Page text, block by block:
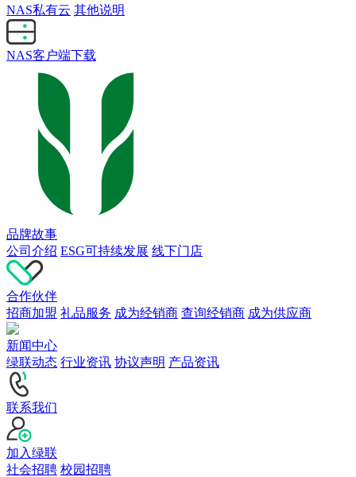
NAS私有云 其他说明
NAS客户端下载
品牌故事
公司介绍 ESG可持续发展 线下门店
合作伙伴
招商加盟 礼品服务 成为经销商 查询经销商 成为供应商
新闻中心
绿联动态 行业资讯 协议声明 产品资讯
联系我们
加入绿联
社会招聘 校园招聘